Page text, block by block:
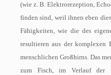
(wie z. B. Elektrorezeption,
finden sind, weil ihnen eben
Fähigkeiten, wie die des
resultieren aus der komplexen
menschlichen Großhirns. Das
zum Fisch, im Verlauf der